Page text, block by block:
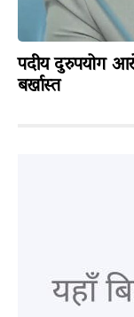
पदीय दुरुपयोग
बर्खास्त